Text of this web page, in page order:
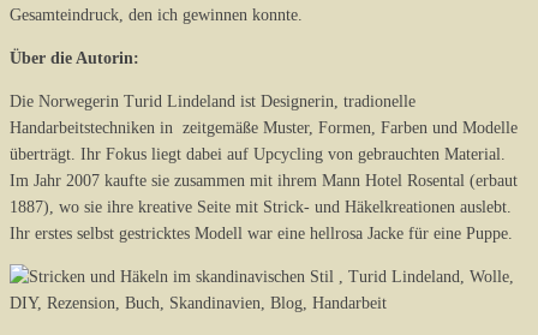
Gesamteindruck, den ich gewinnen konnte.
Über die Autorin:
Die Norwegerin Turid Lindeland ist Designerin, tradionelle
Handarbeitstechniken in zeitgemäße Muster, Formen, Farben und Modelle
überträgt. Ihr Fokus liegt dabei auf Upcycling von gebrauchten Material.
Im Jahr 2007 kaufte sie zusammen mit ihrem Mann Hotel Rosental (erbaut
1887), wo sie ihre kreative Seite mit Strick- und Häkelkreationen auslebt.
Ihr erstes selbst gestricktes Modell war eine hellrosa Jacke für eine Puppe.